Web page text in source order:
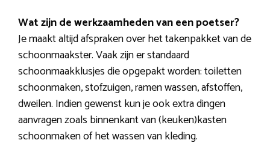
Wat zijn de werkzaamheden van een poetser?
Je maakt altijd afspraken over het takenpakket van de
schoonmaakster. Vaak zijn er standaard
schoonmaakklusjes die opgepakt worden: toiletten
schoonmaken, stofzuigen, ramen wassen, afstoffen,
dweilen. Indien gewenst kun je ook extra dingen
aanvragen zoals binnenkant van (keuken)kasten
schoonmaken of het wassen van kleding.